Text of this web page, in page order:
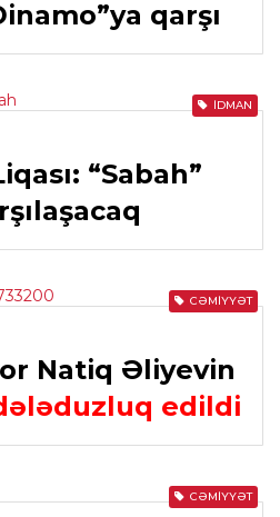
qarşı
İDMAN
“Sabah”
CƏMIYYƏT
Natiq Əliyevin
edildi
CƏMIYYƏT